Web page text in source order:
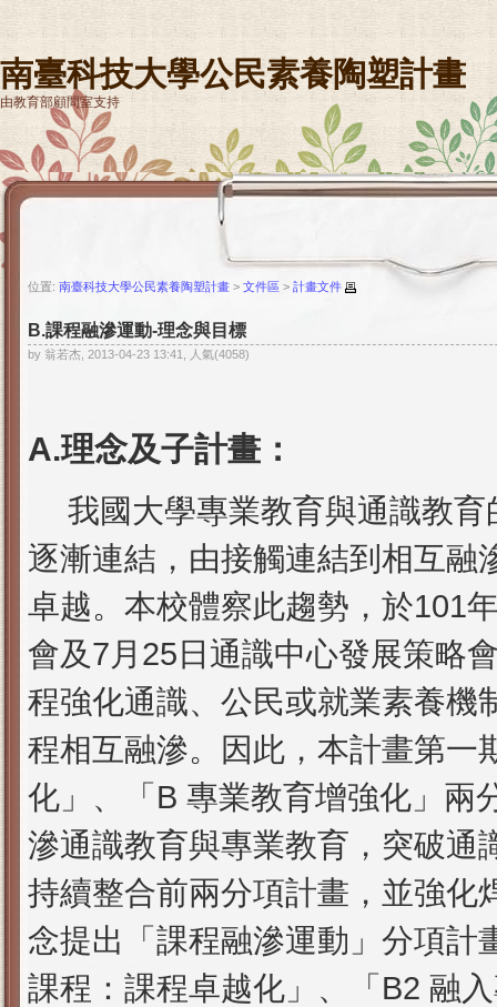
南臺科技大學公民素養陶塑計畫
由教育部顧問室支持
位置: 南臺科技大學公民素養陶塑計畫 > 文件區 > 計畫文件
B.課程融滲運動-理念與目標
by 翁若杰, 2013-04-23 13:41, 人氣(4058)
A.理念及子計畫：
我國大學專業教育與通識教
逐漸連結，由接觸連結到相互融
卓越。本校體察此趨勢，於101
會及7月25日通識中心發展策略
程強化通識、公民或就業素養機
程相互融滲。因此，本計畫第一
化 」、「B 專業教育增強化」兩
滲通識教育與專業教育，突破通
持續整合前兩分項計畫，並強化
念提出「課程融滲運動」分項計
課程：課程卓越化」、「B2 融